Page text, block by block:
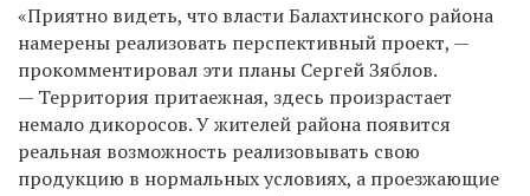
«Приятно видеть, что власти Балахтинского района
намерены реализовать перспективный проект, —
прокомментировал эти планы Сергей Зяблов.
— Территория притаежная, здесь произрастает
немало дикоросов. У жителей района появится
реальная возможность реализовывать свою
продукцию в нормальных условиях, а проезжающие